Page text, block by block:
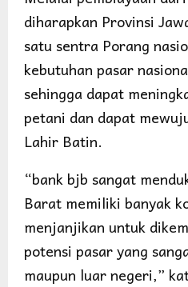
diharapkan Provinsi
satu sentra Porang
kebutuhan pasar
sehingga dapat
petani dan dapat
Lahir Batin.
“bank bjb sangat
Barat memiliki banyak
menjanjikan untuk
potensi pasar yang
maupun luar negeri,”